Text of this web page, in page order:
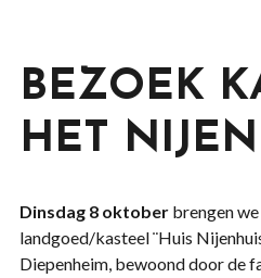
BEZOEK
HET
Dinsdag 8 oktoberbrengen we
landgoed/kasteel ¨Huis
Diepenheim, bewoond door de